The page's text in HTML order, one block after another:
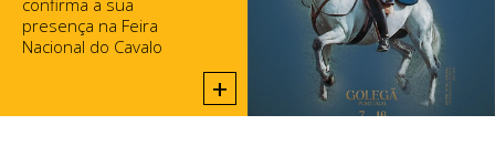
confirma a sua
presença na Feira
Nacional do Cavalo
+